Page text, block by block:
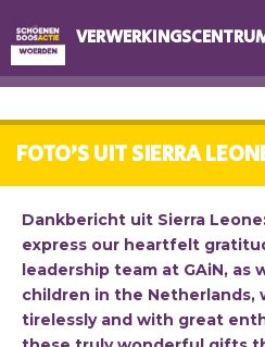
direct
hoofdinhoud
FOTO'S UIT SIERRA
Dankbericht uit Sierra
express our heartfelt
leadership team at GAiN, as
children in the Netherlands,
tirelessly and with great